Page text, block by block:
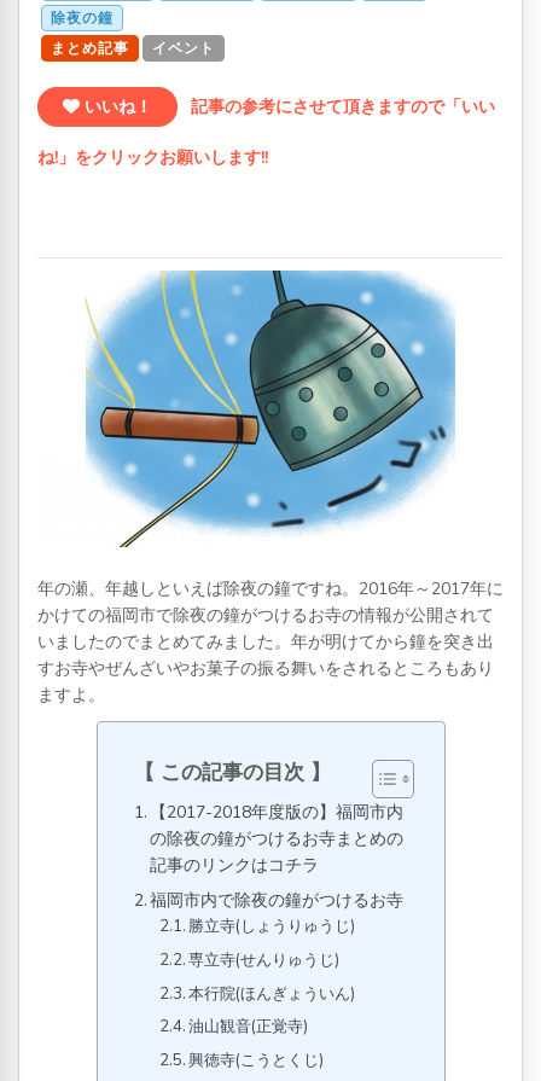
除夜の鐘
まとめ記事
イベント
いいね！ 記事の参考にさせて頂きますので「いい
ね!」をクリックお願いします!!
年の瀬、年越しといえば除夜の鐘ですね。2016年～2017年に
かけての福岡市で除夜の鐘がつけるお寺の情報が公開されて
いましたのでまとめてみました。年が明けてから鐘を突き出
すお寺やぜんざいやお菓子の振る舞いをされるところもあり
ますよ。
この記事の目次
【2017-2018年度版の】福岡市内
の除夜の鐘がつけるお寺まとめの
記事のリンクはコチラ
福岡市内で除夜の鐘がつけるお寺
勝立寺(しょうりゅうじ)
専立寺(せんりゅうじ)
本行院(ほんぎょういん)
油山観音(正覚寺)
興徳寺(こうとくじ)